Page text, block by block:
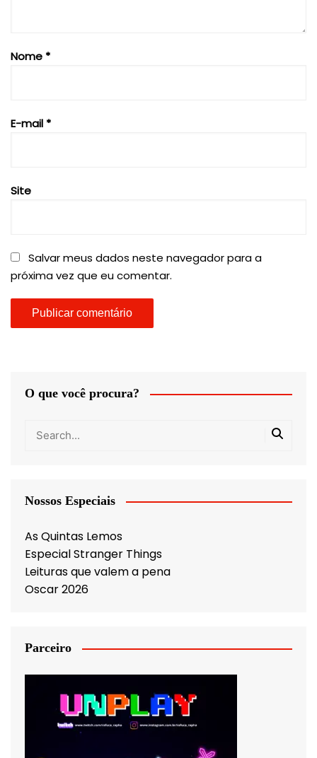
Nome *
E-mail *
Site
Salvar meus dados neste navegador para a
próxima vez que eu comentar.
O que você procura?
Nossos Especiais
As Quintas Lemos
Especial Stranger Things
Leituras que valem a pena
Oscar 2026
Parceiro